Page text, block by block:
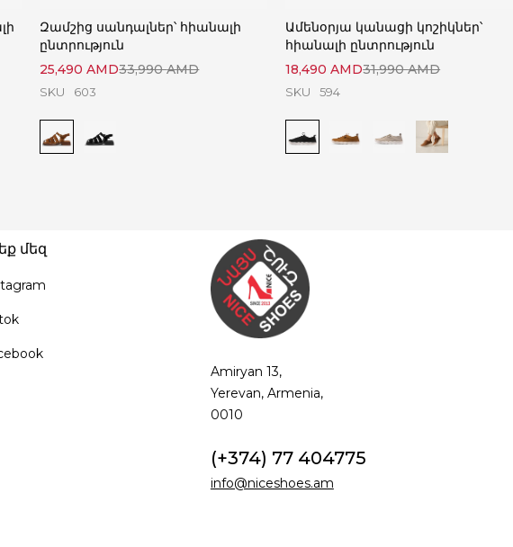
Զամշից սանդալներ՝ հիանալի
ընտրություն
33,990AMD
25,490AMD
SKU 603
Ամենօրյա կանացի կոշիկներ՝
հիանալի ընտրություն
31,990AMD
18,490AMD
SKU 594
մեզ
Amiryan 13,
Yerevan, Armenia,
0010
(+374) 77 404775
info@niceshoes.am